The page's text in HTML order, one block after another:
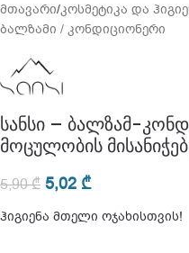
მთავარი/კოსმეტიკა და
ბალზამი / კონდიციონერი
სანსი – ბალზამ-
მოცულობის
5,90₾ 5,02 ₾
ჰიგიენა მთელი ოჯახისთვის!